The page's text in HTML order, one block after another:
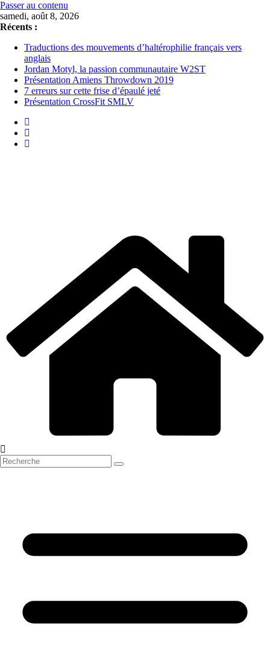
Passer au contenu
samedi, août 8, 2026
Récents :
Traductions des mouvements d’haltérophilie français vers
anglais
Jordan Motyl, la passion communautaire W2ST
Présentation Amiens Throwdown 2019
7 erreurs sur cette frise d’épaulé jeté
Présentation CrossFit SMLV